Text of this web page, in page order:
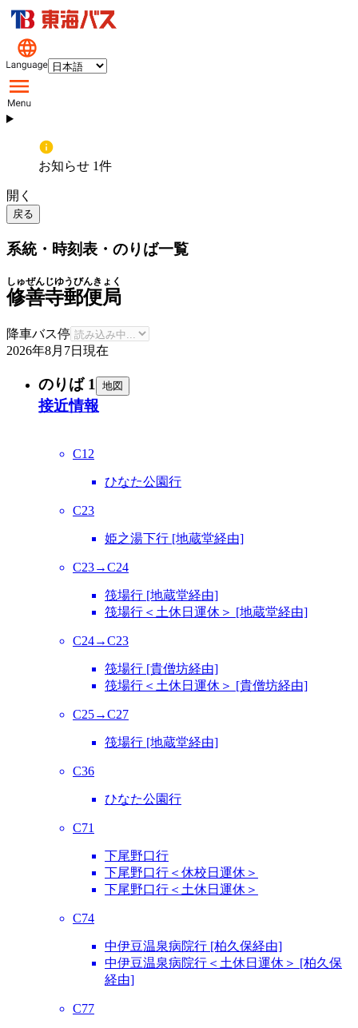
お知らせ 1件
開く
戻る
系統・時刻表・のりば一覧
修善寺郵便局
しゅぜんじゆうびんきょく
降車バス停
2026年8月7日 現在
のりば 1 地図
接近情報
C12
ひなた公園行
C23
姫之湯下行 [地蔵堂経由]
C23→C24
筏場行 [地蔵堂経由]
筏場行＜土休日運休＞ [地蔵堂経由]
C24→C23
筏場行 [貴僧坊経由]
筏場行＜土休日運休＞ [貴僧坊経由]
C25→C27
筏場行 [地蔵堂経由]
C36
ひなた公園行
C71
下尾野口行
下尾野口行＜休校日運休＞
下尾野口行＜土休日運休＞
C74
中伊豆温泉病院行 [柏久保経由]
中伊豆温泉病院行＜土休日運休＞ [柏久保
経由]
C77